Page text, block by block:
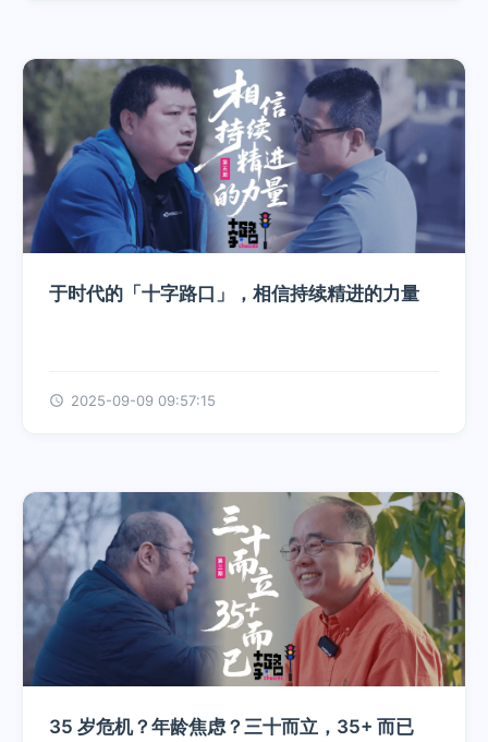
于时代的「十字路口」，相信持续精进的力量
2025-09-09 09:57:15
35 岁危机？年龄焦虑？三十而立，35+ 而已